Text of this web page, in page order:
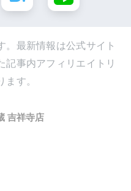
。最新情報は公式サイト
記事内アフィリエイトリ
す。
吉祥寺店